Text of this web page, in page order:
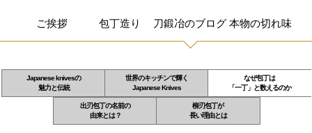
ご挨拶 包丁造り 刀鍛冶のブログ 本物の切れ味
Japanese knivesの
魅力と伝統
世界のキッチンで輝く
Japanese Knives
なぜ包丁は
「一丁」と数えるのか
出刃包丁の名前の
由来とは？
柳刃包丁が
長い理由とは